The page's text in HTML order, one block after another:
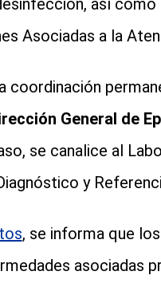
así
Asociadas a la
coordinación
General de
se canalice al
y
, se informa que
asociadas